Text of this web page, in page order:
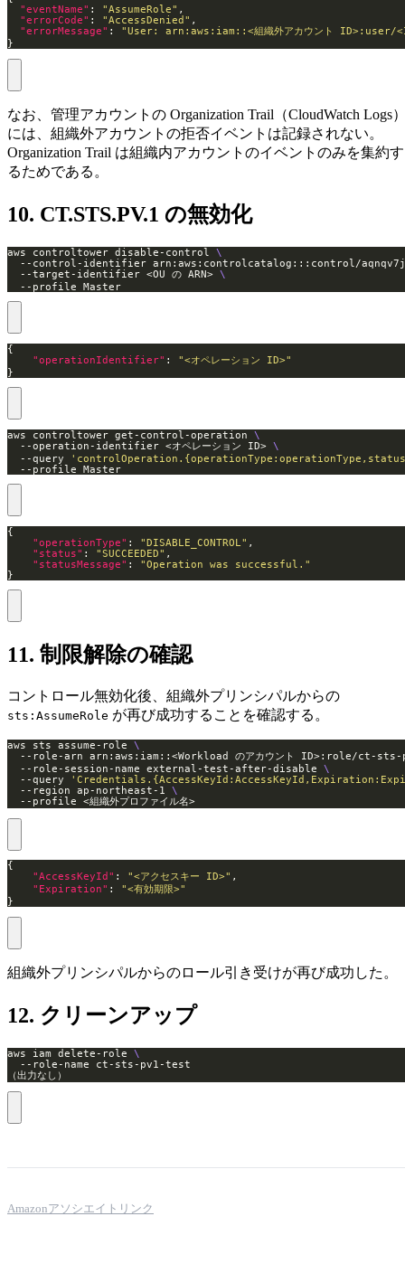
"eventName" : "AssumeRole"
"errorCode" : "AccessDenied"
"errorMessage" : "User: arn:aws:iam::<組織外アカウント
}
なお、管理アカウントの Organization Trail（CloudWatch Logs
には、組織外アカウントの拒否イベントは記録されない。
Organization Trail は組織内アカウントのイベントのみを集約す
るためである。
10. CT.STS.PV.1 の無効化
aws controltower disable-control
--control-identifier arn:aws:controlcatalog:::control/
  --target-identifier <OU の ARN>
  --profile Master
"operationIdentifier" : "<オペレーション ID>"
}
aws controltower get-control-operation
  --operation-identifier <オペレーション ID>
  --query
  --profile Master
"operationType" : "DISABLE_CONTROL"
"status" : "SUCCEEDED"
"statusMessage" : "Operation was successful."
}
11. 制限解除の確認
コントロール無効化後、組織外プリンシパルからの
sts:AssumeRole が再び成功することを確認する。
aws sts assume-role
--role-arn arn:aws:iam::<Workload のアカウント ID>:role/ct-
  --role-session-name external-test-after-disable
  --query
  --region ap-northeast-1
  --profile <組織外プロファイル名>
"AccessKeyId" : "<アクセスキー ID>"
"Expiration" : "<有効期限>"
}
組織外プリンシパルからのロール引き受けが再び成功した。
12. クリーンアップ
aws iam delete-role
（出力なし）
Amazonアソシエイトリンク